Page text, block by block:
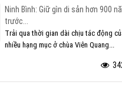
Ninh Bình: Giữ gìn di sản hơn 900
trước...
Trải qua thời gian dài chịu tác động
nhiều hạng mục ở chùa Viên Quang...